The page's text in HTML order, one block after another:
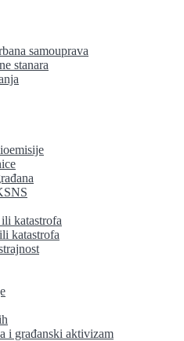
samouprava
stanara
katastrofa
katastrofa
i građanski aktivizam